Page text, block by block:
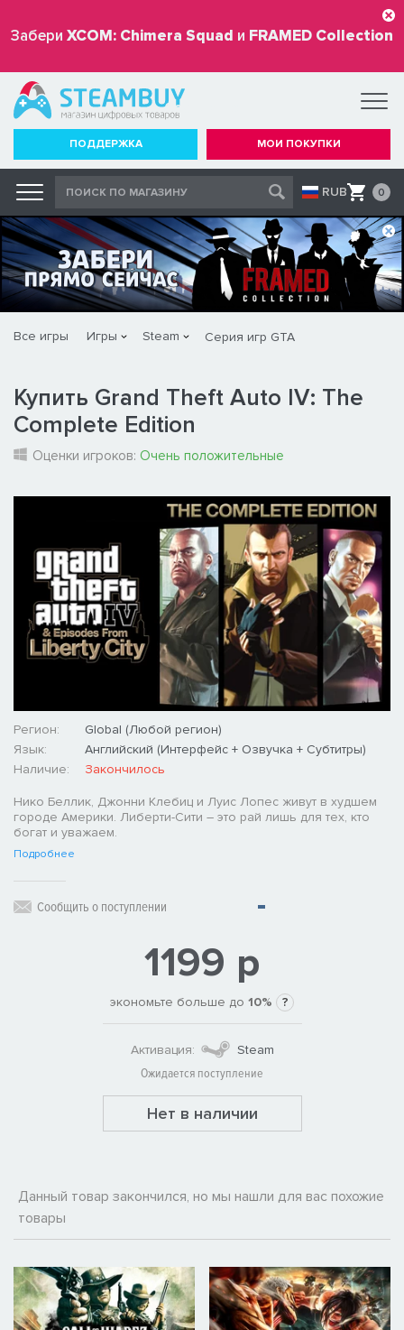
Забери XCOM: Chimera Squad и FRAMED Collection
бесплатно
ПОДДЕРЖКА МОИ ПОКУПКИ
RUB 0
Все игры Игры Steam Серия игр GTA
Купить Grand Theft Auto IV: The
Complete Edition
Оценки игроков: Очень положительные
Регион:
Global (Любой регион)
Язык:
Английский (Интерфейс + Озвучка + Субтитры)
Наличие:
Закончилось
Нико Беллик, Джонни Клебиц и Луис Лопес живут в худшем
городе Америки. Либерти-Сити – это рай лишь для тех, кто
богат и уважаем.
Подробнее
Сообщить о поступлении
1199 р
экономьте больше до 10% ?
Активация:
Steam
Ожидается поступление
Нет в наличии
Данный товар закончился, но мы нашли для вас похожие
товары